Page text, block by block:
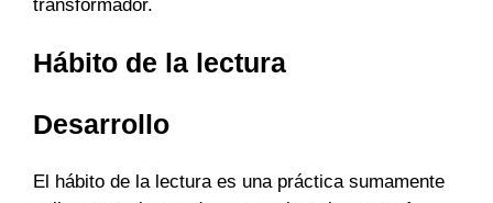
transformador.
Hábito de la lectura
Desarrollo
El hábito de la lectura es una práctica sumamente